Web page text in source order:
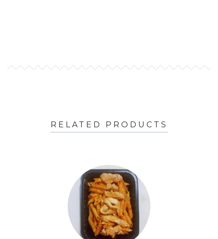
RELATED PRODUCTS